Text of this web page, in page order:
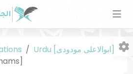
Urdu [ابوالاعلی مودودی]